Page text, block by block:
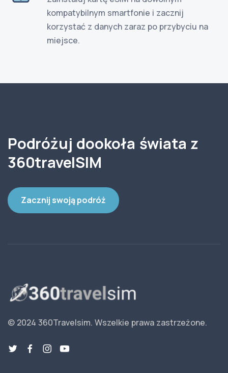
kompatybilnym smartfonie i zacznij
korzystać z danych zaraz po przybyciu na
miejsce.
Podróżuj dookoła świata z
360travelSIM
Zacznij swoją podróż
© 2024 360Travelsim. Wszelkie prawa zastrzeżone.